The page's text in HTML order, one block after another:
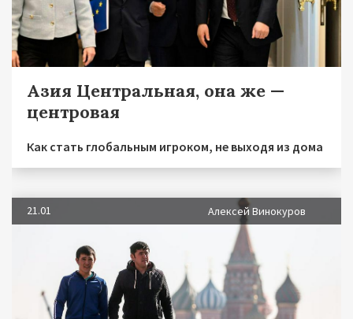
Азия Центральная, она же —
центровая
Как стать глобальным игроком, не выходя из дома
21.01 Алексей Винокуров